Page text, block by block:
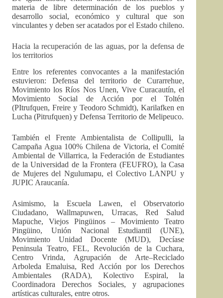
materia de libre determinación de los pueblos y
desarrollo social, económico y cultural que son
vinculantes y deben ser acatados por el Estado chileno.
Hacia la recuperación de las aguas, por la defensa de
los territorios
Entre los referentes convocantes a la manifestación
estuvieron: Defensa del territorio de Curarrehue,
Movimiento los Ríos Nos Unen, Vive Curacautín, el
Movimiento Social de Acción por el Toltén
(PItrufquen, Freire y Teodoro Schmidt), Karilafken en
Lucha (Pitrufquen) y Defensa Territorio de Melipeuco.
También el Frente Ambientalista de Collipulli, la
Campaña Agua 100% Chilena de Victoria, el Comité
Ambiental de Villarrica, la Federación de Estudiantes
de la Universidad de la Frontera (FEUFRO), la Casa
de Mujeres del Ngulumapu, el Colectivo LANPU y
JUPIC Araucanía.
Asimismo, la Escuela Lawen, el Observatorio
Ciudadano, Wallmapuwen, Urracas, Red Salud
Mapuche, Viejos Pingüinos – Movimiento Teatro
Pingüino, Unión Nacional Estudiantil (UNE),
Movimiento Unidad Docente (MUD), Decíase
Peninsula Teatro, FEL, Revolución de la Cuchara,
Centro Vrinda, Agrupación de Arte–Reciclado
Arboleda Emaluisa, Red Acción por los Derechos
Ambientales (RADA), Kolectivo Espiral, la
Coordinadora Derechos Sociales, y agrupaciones
artísticas culturales, entre otros.